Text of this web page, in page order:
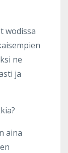
wodissa
ne
ja
aina